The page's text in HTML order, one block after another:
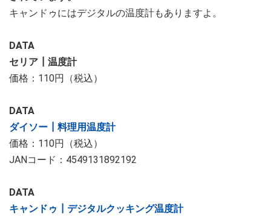
キャンドゥにはデジタルの温度計もありますよ。
DATA
セリア┃温度計
価格：110円（税込）
DATA
ダイソー┃料理用温度計
価格：110円（税込）
JANコード：4549131892192
DATA
キャンドゥ┃デジタルクッキング温度計